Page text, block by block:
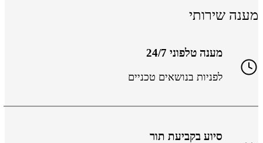
שירותי
מענה טלפוני 24/7
לפניות בנושאים טכניים
סיוע בקביעת תור